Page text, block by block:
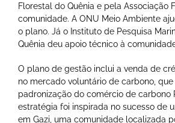
Florestal do Quênia e pela Associação
comunidade. A ONU Meio Ambiente
o plano. Já o Instituto de Pesquisa
Quênia deu apoio técnico à
O plano de gestão inclui a venda de
no mercado voluntário de carbono,
padronização do comércio de carbono
estratégia foi inspirada no sucesso de
em Gazi, uma comunidade localizada